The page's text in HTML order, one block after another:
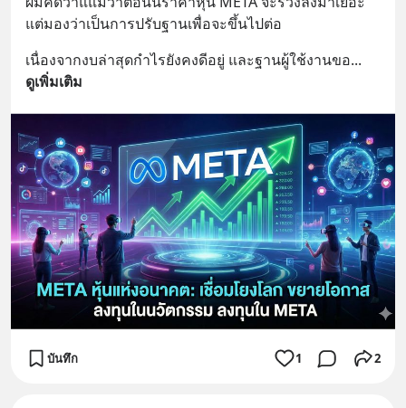
แต่มองว่าเป็นการปรับฐานเพื่อจะขึ้นไปต่อ
เนื่องจากงบล่าสุดกำไรยังคงดีอยู่ และฐานผู้ใช้งานขอ...
ดูเพิ่มเติม
บันทึก 1 2